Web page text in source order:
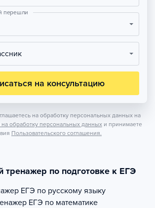
перешли
на консультацию
на обработку персональных данных на
на обработку персональных данных и принимаете
Пользовательского соглашения.
тренажер по подготовке к ЕГЭ
ЕГЭ по русскому языку
ЕГЭ по математике